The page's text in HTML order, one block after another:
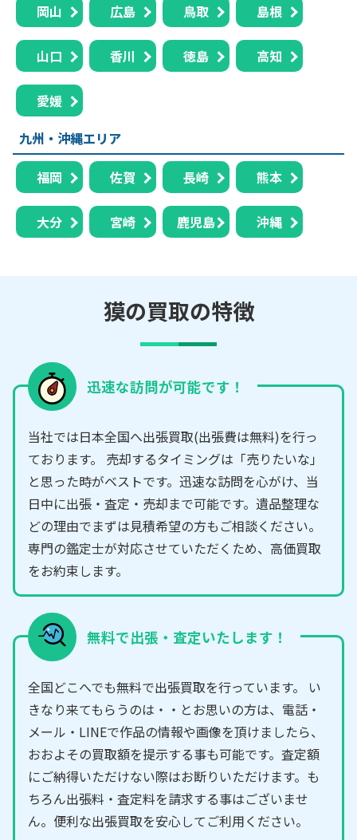
岡山 広島 鳥取 島根
山口 香川 徳島 高知
愛媛
九州・沖縄エリア
福岡 佐賀 長崎 熊本
大分 宮崎 鹿児島 沖縄
獏の買取の特徴
迅速な訪問が可能です！
当社では日本全国へ出張買取(出張費は無料)を行っ
ております。 売却するタイミングは「売りたいな」
と思った時がベストです。迅速な訪問を心がけ、当
日中に出張・査定・売却まで可能です。遺品整理な
どの理由でまずは見積希望の方もご相談ください。
専門の鑑定士が対応させていただくため、高価買取
をお約束します。
無料で出張・査定いたします！
全国どこへでも無料で出張買取を行っています。 い
きなり来てもらうのは・・とお思いの方は、電話・
メール・LINEで作品の情報や画像を頂けましたら、
おおよその買取額を提示する事も可能です。査定額
にご納得いただけない際はお断りいただけます。も
ちろん出張料・査定料を請求する事はございませ
ん。便利な出張買取を安心してご利用ください。